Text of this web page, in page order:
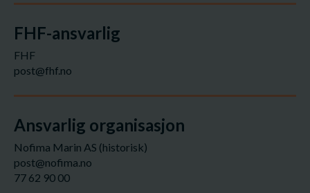
FHF-ansvarlig
FHF
post@fhf.no
Ansvarlig organisasjon
Nofima Marin AS (historisk)
post@nofima.no
77 62 90 00